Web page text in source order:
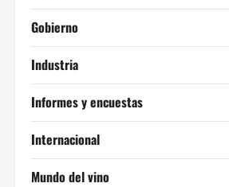
Gobierno
Industria
Informes y encuestas
Internacional
Mundo del vino